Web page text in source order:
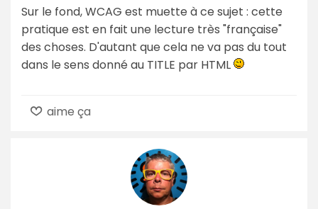
Sur le fond, WCAG est muette à ce sujet : cette
pratique est en fait une lecture très "française"
des choses. D'autant que cela ne va pas du tout
dans le sens donné au TITLE par HTML
aime ça